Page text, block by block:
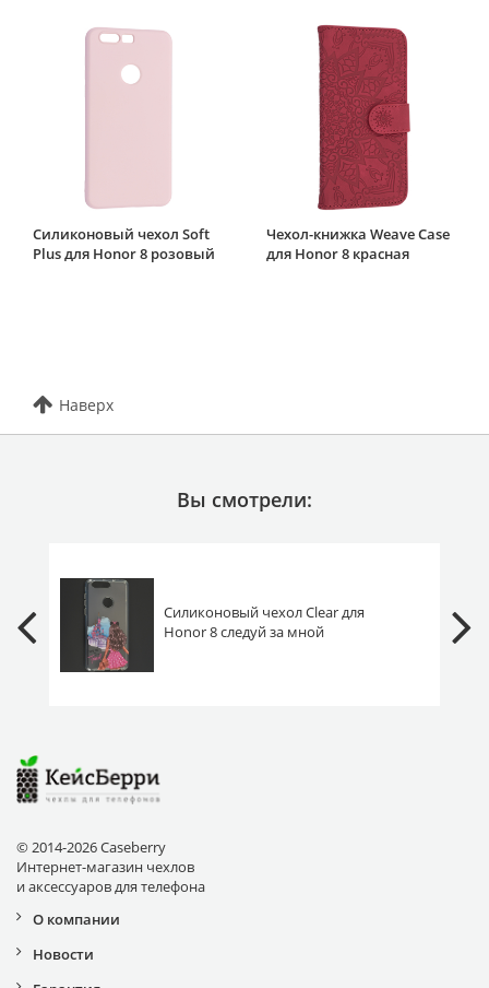
Силиконовый чехол Soft
Plus для Honor 8 розовый
Чехол-книжка Weave Case
для Honor 8 красная
Наверх
Вы смотрели:
Силиконовый чехол Clear для
Honor 8 следуй за мной
© 2014-2026 Caseberry
Интернет-магазин чехлов
и аксессуаров для телефона
О компании
Новости